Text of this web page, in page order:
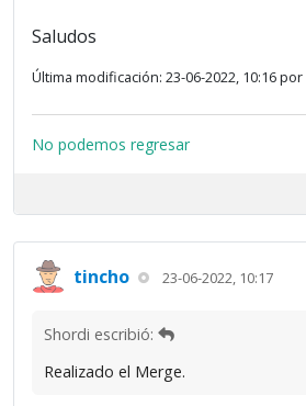
Saludos
Última modificación: 23-06-2022, 10:16 por
No podemos regresar
tincho 23-06-2022, 10:17
Shordi escribió:
Realizado el Merge.